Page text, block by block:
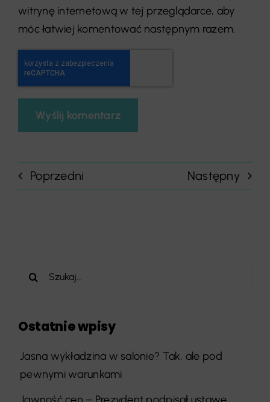
witrynę internetową w tej przeglądarce, aby
móc łatwiej komentować następnym razem.
Poprzedni Następny
Szukaj
Ostatnie wpisy
Jasna wykładzina w salonie? Tak, ale pod
pewnymi warunkami